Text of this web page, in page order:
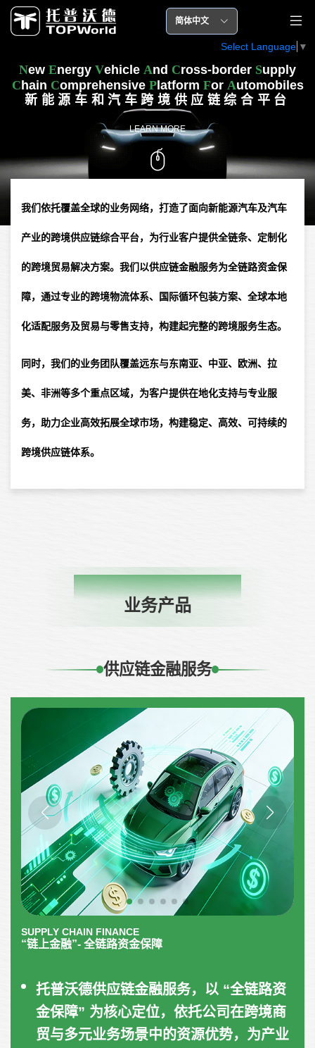
简体中文
New Energy Vehicle And Cross-border Supply
Chain Comprehensive Platform For Automobiles
新能源车和汽车跨境供应链综合平台
LEARN MORE
我们依托覆盖全球的业务网络，打造了面向新能源汽车及汽车
产业的跨境供应链综合平台，为行业客户提供全链条、定制化
的跨境贸易解决方案。我们以供应链金融服务为全链路资金保
障，通过专业的跨境物流体系、国际循环包装方案、全球本地
化适配服务及贸易与零售支持，构建起完整的跨境服务生态。
同时，我们的业务团队覆盖远东与东南亚、中亚、欧洲、拉
美、非洲等多个重点区域，为客户提供在地化支持与专业服
务，助力企业高效拓展全球市场，构建稳定、高效、可持续的
跨境供应链体系。
业务产品
BUSINESS PRODUCT
供应链金融服务
SUPPLY CHAIN FINANCE
“链上金融”- 全链路资金保障
托普沃德供应链金融服务，以 “全链路资
金保障” 为核心定位，依托公司在跨境商
贸与多元业务场景中的资源优势，为产业
Select Language ▼